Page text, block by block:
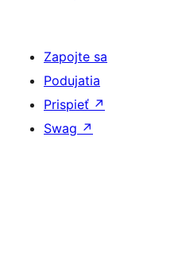
Zapojte sa
Podujatia
Prispieť ↗
Swag ↗